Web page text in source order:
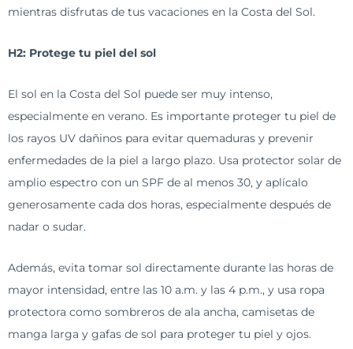
mientras disfrutas de tus vacaciones en la Costa del Sol.
H2: Protege tu piel del sol
El sol en la Costa del Sol puede ser muy intenso,
especialmente en verano. Es importante proteger tu piel de
los rayos UV dañinos para evitar quemaduras y prevenir
enfermedades de la piel a largo plazo. Usa protector solar de
amplio espectro con un SPF de al menos 30, y aplícalo
generosamente cada dos horas, especialmente después de
nadar o sudar.
Además, evita tomar sol directamente durante las horas de
mayor intensidad, entre las 10 a.m. y las 4 p.m., y usa ropa
protectora como sombreros de ala ancha, camisetas de
manga larga y gafas de sol para proteger tu piel y ojos.